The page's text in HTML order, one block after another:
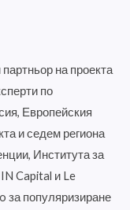
на проекта
по
Европейския
и седем региона
Института за
Capital и Le
за популяризиране